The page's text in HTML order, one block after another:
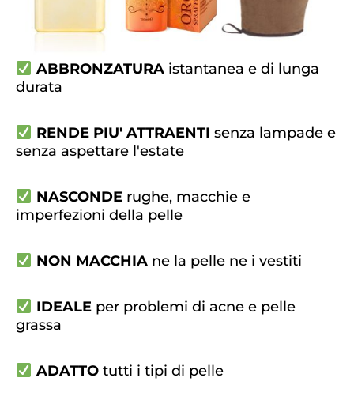
ABBRONZATURAistantanea e di lunga
durata
RENDE PIU' ATTRAENTI senza lampade e
senza aspettare l'estate
NASCONDE rughe, macchie e
imperfezioni della pelle
NON MACCHIAne la pelle ne i vestiti
IDEALEper problemi di acne e pelle
grassa
ADATTOtutti i tipi di pelle